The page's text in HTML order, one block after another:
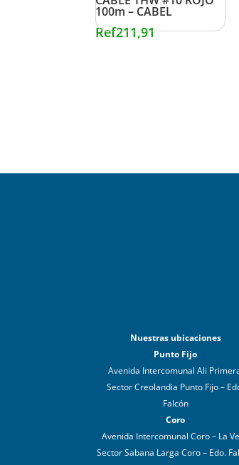
100m – CABEL
Ref211,91
Nuestras ubicaciones
Punto Fijo
Avenida Intercomunal Ali
Sector Creolandia Punto Fijo –
Falcón
Coro
Avenida Intercomunal Coro – La
Sector Sabana Larga Coro – Edo.